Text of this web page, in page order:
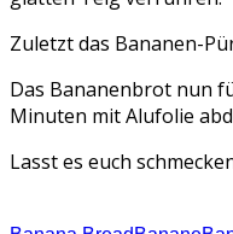
Zuletzt das Bananen-
Das Bananenbrot nun
Minuten mit Alufolie
Lasst es euch